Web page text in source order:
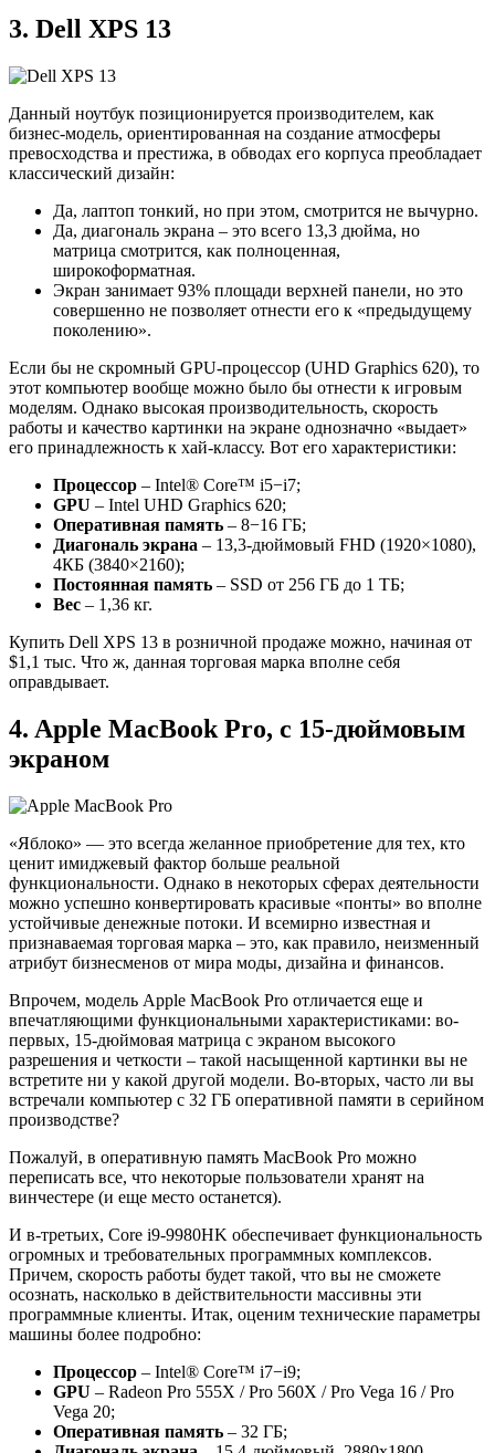
3. Dell XPS 13
Данный ноутбук позиционируется производителем, как
бизнес-модель, ориентированная на создание атмосферы
превосходства и престижа, в обводах его корпуса преобладает
классический дизайн:
Да, лаптоп тонкий, но при этом, смотрится не вычурно.
Да, диагональ экрана – это всего 13,3 дюйма, но
матрица смотрится, как полноценная,
широкоформатная.
Экран занимает 93% площади верхней панели, но это
совершенно не позволяет отнести его к «предыдущему
поколению».
Если бы не скромный GPU-процессор (UHD Graphics 620), то
этот компьютер вообще можно было бы отнести к игровым
моделям. Однако высокая производительность, скорость
работы и качество картинки на экране однозначно «выдает»
его принадлежность к хай-классу. Вот его характеристики:
Процессор – Intel® Core™ i5−i7;
GPU – Intel UHD Graphics 620;
Оперативная память – 8−16 ГБ;
Диагональ экрана – 13,3-дюймовый FHD (1920×1080),
4КБ (3840×2160);
Постоянная память – SSD от 256 ГБ до 1 ТБ;
Вес – 1,36 кг.
Купить Dell XPS 13 в розничной продаже можно, начиная от
$1,1 тыс. Что ж, данная торговая марка вполне себя
оправдывает.
4. Apple MacBook Pro, с 15-дюймовым
экраном
«Яблоко» — это всегда желанное приобретение для тех, кто
ценит имиджевый фактор больше реальной
функциональности. Однако в некоторых сферах деятельности
можно успешно конвертировать красивые «понты» во вполне
устойчивые денежные потоки. И всемирно известная и
признаваемая торговая марка – это, как правило, неизменный
атрибут бизнесменов от мира моды, дизайна и финансов.
Впрочем, модель Apple MacBook Pro отличается еще и
впечатляющими функциональными характеристиками: во-
первых, 15-дюймовая матрица с экраном высокого
разрешения и четкости – такой насыщенной картинки вы не
встретите ни у какой другой модели. Во-вторых, часто ли вы
встречали компьютер с 32 ГБ оперативной памяти в серийном
производстве?
Пожалуй, в оперативную память MacBook Pro можно
переписать все, что некоторые пользователи хранят на
винчестере (и еще место останется).
И в-третьих, Core i9-9980HK обеспечивает функциональность
огромных и требовательных программных комплексов.
Причем, скорость работы будет такой, что вы не сможете
осознать, насколько в действительности массивны эти
программные клиенты. Итак, оценим технические параметры
машины более подробно:
Процессор – Intel® Core™ i7−i9;
GPU – Radeon Pro 555X / Pro 560X / Pro Vega 16 / Pro
Vega 20;
Оперативная память – 32 ГБ;